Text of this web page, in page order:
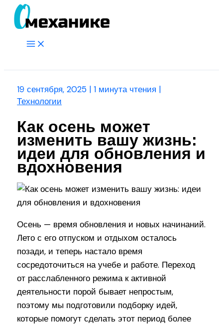
Перейти
Main
19 сентября, 2025 |1 минута чтения |
Технологии
Как осень может
изменить вашу жизнь:
идеи для обновления и
вдохновения
Осень — время обновления и новых начинаний.
Лето с его отпуском и отдыхом осталось
позади, и теперь настало время
сосредоточиться на учебе и работе. Переход
от расслабленного режима к активной
деятельности порой бывает непростым,
поэтому мы подготовили подборку идей,
которые помогут сделать этот период более